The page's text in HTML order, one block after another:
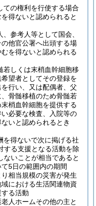
ての権利を行使する場合
得ないと認められると
参考人等として国会、
他官公署へ出頭する場
を得ないと認められる
若しくは末梢血幹細胞移
望者としてその登録を
行い、又は配偶者、父
骨髄移植のため骨髄若
梢血幹細胞を提供する
必要な検査、入院等の
ないと認められるとき
を得ないで次に掲げる社
する支援となる活動を除
ないことが相当であると
5日の範囲内の期間
相当規模の災害が発生
における生活関連物資
る活動
人ホームその他の主と